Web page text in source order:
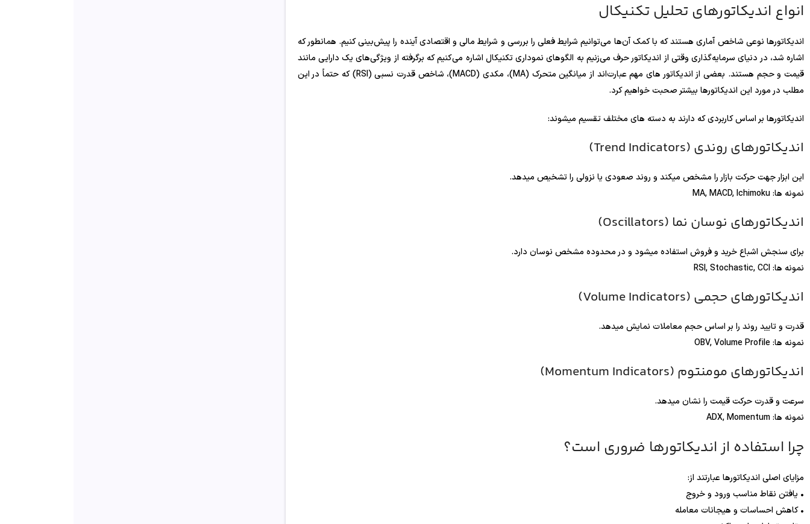
انواع اندیکاتورهای تحلیل تکنیکال
اندیکاتورها نوعی شاخص آماری هستند که با کمک آن‌ها می‌توانیم شرایط فعلی را بررسی و شرایط مالی و اقتصادی آینده را پیش‌بینی کنیم. همانطور که
اشاره شد، در دنیای سرمایه‌گذاری وقتی از اندیکاتور حرف می‌زنیم به الگوهای نموداری تکنیکال اشاره می‌کنیم که برگرفته از ویژگی‌های یک دارایی مانند
قیمت و حجم هستند. بعضی از اندیکاتور های مهم عبارت‌اند از میانگین متحرک (MA)، مکدی (MACD)، شاخص قدرت نسبی (RSI) که حتماً در این
مطلب در مورد این اندیکاتورها بیشتر صحبت خواهیم کرد.
اندیکاتورها بر اساس کاربردی که دارند به دسته های مختلف تقسیم میشوند:
اندیکاتورهای روندی (Trend Indicators)
این ابزار جهت حرکت بازار را مشخص میکند و روند صعودی یا نزولی را تشخیص میدهد.
نمونه ها: MA, MACD, Ichimoku
اندیکاتورهای نوسان نما (Oscillators)
برای سنجش اشباع خرید و فروش استفاده میشود و در محدوده مشخص نوسان دارد.
نمونه ها: RSI, Stochastic, CCI
اندیکاتورهای حجمی (Volume Indicators)
قدرت و تایید روند را بر اساس حجم معاملات نمایش میدهد.
نمونه ها: OBV, Volume Profile
اندیکاتورهای مومنتوم (Momentum Indicators)
سرعت و قدرت حرکت قیمت را نشان میدهد.
نمونه ها: ADX, Momentum
چرا استفاده از اندیکاتورها ضروری است؟
مزایای اصلی اندیکاتورها عبارتند از:
• یافتن نقاط مناسب ورود و خروج
• کاهش احساسات و هیجانات معامله